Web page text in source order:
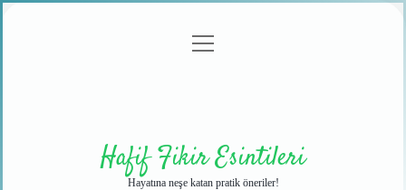
menüyü
Hafif Fikir Esintileri
Hayatına neşe katan pratik öneriler!